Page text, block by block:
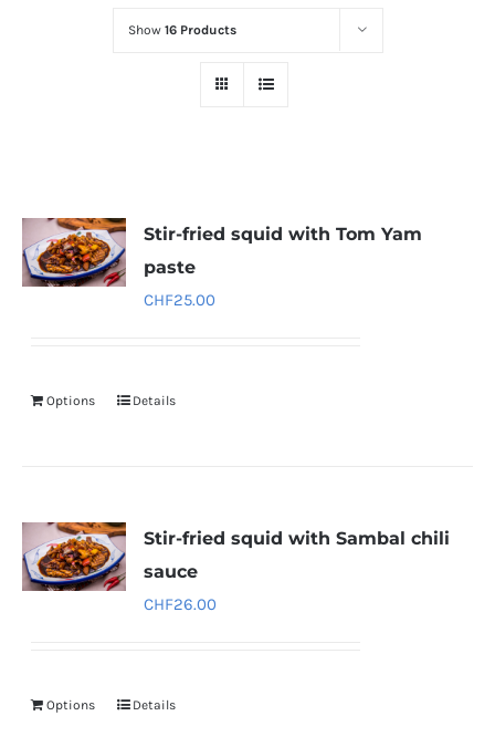
Show 16 Products
Stir-fried squid with Tom Yam
paste
CHF25.00
Options Details
Stir-fried squid with Sambal chili
sauce
CHF26.00
Options Details